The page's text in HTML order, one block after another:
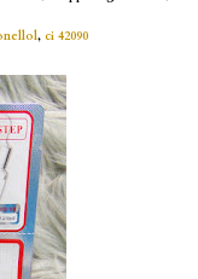
, ci 42090